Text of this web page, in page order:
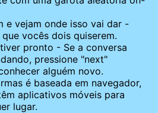
e vejam onde isso vai dar -
vocês dois quiserem.
pronto - Se a conversa
pressione "next"
alguém novo.
é baseada em navegador,
aplicativos móveis para
lugar.